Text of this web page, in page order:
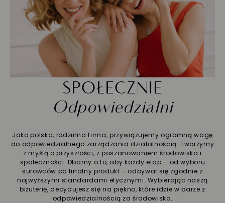
SPOŁECZNIE
Odpowiedzialni
Jako polska, rodzinna firma, przywiązujemy ogromną wagę
do odpowiedzialnego zarządzania działalnością. Tworzymy
z myślą o przyszłości, z poszanowaniem środowiska i
społeczności. Dbamy o to, aby każdy etap – od wyboru
surowców po finalny produkt – odbywał się zgodnie z
najwyższymi standardami etycznymi. Wybierając naszą
biżuterię, decydujesz się na piękno, które idzie w parze z
odpowiedzialnością za środowisko.